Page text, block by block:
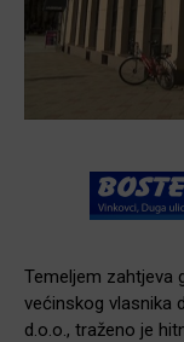
Temeljem zahtjeva
većinskog vlasnika
d.o.o., traženo je